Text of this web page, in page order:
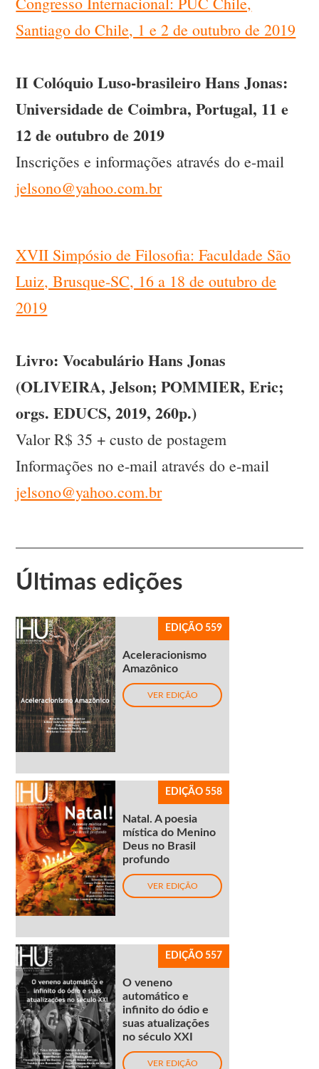
Santiago do Chile, 1 e 2 de outubro de 2019
II Colóquio Luso-brasileiro Hans Jonas:
Universidade de Coimbra, Portugal, 11 e
12 de outubro de 2019
Inscrições e informações através do e-mail
jelsono@yahoo.com.br
XVII Simpósio de Filosofia: Faculdade São
Luiz, Brusque-SC, 16 a 18 de outubro de
2019
Livro: Vocabulário Hans Jonas
(OLIVEIRA, Jelson; POMMIER, Eric;
orgs. EDUCS, 2019, 260p.)
Valor R$ 35 + custo de postagem
Informações no e-mail através do e-mail
jelsono@yahoo.com.br
Últimas edições
EDIÇÃO 559
Aceleracionismo
Amazônico
VER EDIÇÃO
EDIÇÃO 558
Natal. A poesia
mística do Menino
Deus no Brasil
profundo
VER EDIÇÃO
EDIÇÃO 557
O veneno
automático e
infinito do ódio e
suas atualizações
no século XXI
VER EDIÇÃO